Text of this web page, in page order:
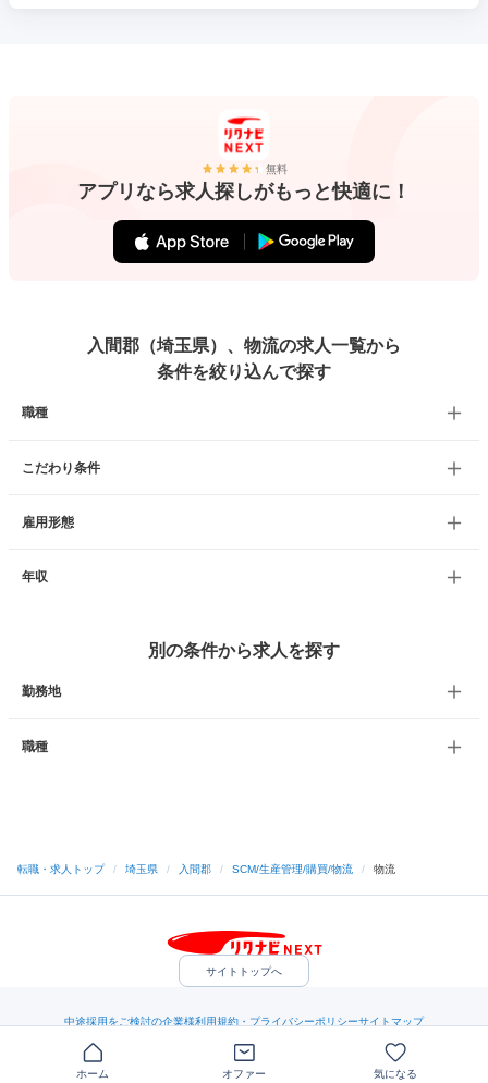
無料
アプリなら求人探しがもっと快適に！
入間郡（埼玉県）、物流の求人一覧から
条件を絞り込んで探す
職種
こだわり条件
雇用形態
年収
別の条件から求人を探す
勤務地
職種
転職・求人トップ / 埼玉県 / 入間郡 / SCM/生産管理/購買/物流 / 物流
ホーム オファー 気になる
サイトトップへ
中途採用をご検討の企業様利用規約・プライバシーポリシーサイトマップ
（C）Indeed Inc.